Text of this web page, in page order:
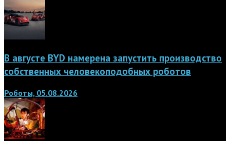
В августе BYD намерена запустить производство
собственных человекоподобных роботов
Роботы, 05.08.2026